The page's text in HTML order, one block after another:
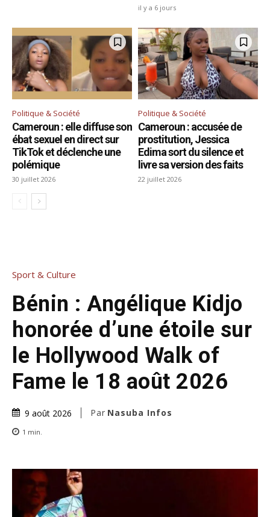
il y a 6 jours
Politique & Société
Cameroun : elle diffuse son
ébat sexuel en direct sur
TikTok et déclenche une
polémique
30 juillet 2026
Politique & Société
Cameroun : accusée de
prostitution, Jessica
Edima sort du silence et
livre sa version des faits
22 juillet 2026